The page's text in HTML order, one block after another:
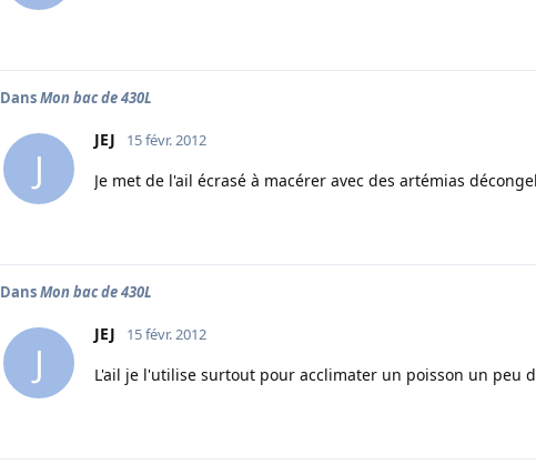
DansMon bac de 430L
J
JEJ 15 févr. 2012
Je met de l'ail écrasé à macérer avec des artémias
DansMon bac de 430L
J
JEJ 15 févr. 2012
L'ail je l'utilise surtout pour acclimater un poisson un peu